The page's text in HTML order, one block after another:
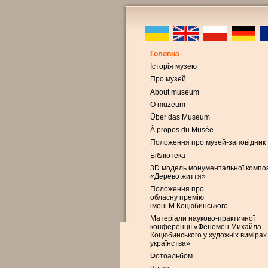
Головна
Історія музею
Про музей
About museum
O muzeum
Über das Museum
À propos du Musée
Положення про музей-заповідник
Бібліотека
3D модель монументальної
«Дерево життя»
Положення про
обласну премію
імені М.Коцюбинського
Матеріали науково-практичної
конференції «Феномен Михайла
Коцюбинського у художніх вимірах
українства»
Фотоальбом